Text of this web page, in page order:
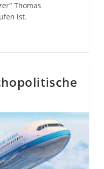
Thomas
ist.